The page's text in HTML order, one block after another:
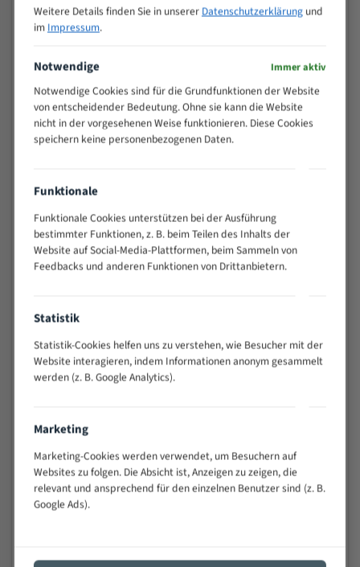
15 - 40
8/12
25 - 50
50 - 120
80 - 180
3/4
130 -
350
2/3
150 -
200 -
600
> 500
0,75/1,25
Vorteile:
Vielseitiges Bandsägeblatt für verschiedenste
Widerstandsfähig gegen Zahnbruch auch bei
wechselnde Verbindungslängen)
Sehr geringe Vibration
Technische Beschreibung:
Positiver Spanwinkel
Bandkörper aus hochlegiertem Federstahl
Legierte HSS-beschichtete Zahnspitzen
Weitere Details finden Sie in unserer Datenschutzerklärungund
im Impressum.
Notwendige Immer aktiv
Notwendige Cookies sind für die Grundfunktionen der Website
von entscheidender Bedeutung. Ohne sie kann die Website
nicht in der vorgesehenen Weise funktionieren. Diese Cookies
speichern keine personenbezogenen Daten.
Funktionale
Funktionale Cookies unterstützen bei der Ausführung
bestimmter Funktionen, z. B. beim Teilen des Inhalts der
Website auf Social-Media-Plattformen, beim Sammeln von
Feedbacks und anderen Funktionen von Drittanbietern.
Statistik
Statistik-Cookies helfen uns zu verstehen, wie Besucher mit der
Website interagieren, indem Informationen anonym gesammelt
werden (z. B. Google Analytics).
Marketing
Marketing-Cookies werden verwendet, um Besuchern auf
Websites zu folgen. Die Absicht ist, Anzeigen zu zeigen, die
relevant und ansprechend für den einzelnen Benutzer sind (z. B.
Google Ads).